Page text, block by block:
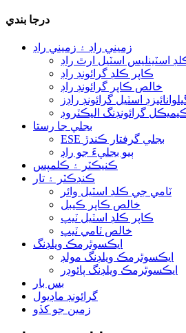
درجا بندي
زميني راڊ ۽ زميني راڊ
اسٽينلیس اسٽيل ارٿ راڊ
ڪاپر ڪلڊ گرائونڊ راڊ
خالص ڪاپر گرائونڊ راڊ
اسٽيل گرائونڊ راڊز
گرائونڊنگ اليڪٽروڊ
بجلي جا رستا
ESE بجلي گرفتار ڪندڙ
ٻيو بجليءَ جو راڊ
ڪنيڪٽر ۽ ڪلمپس
ڪنڊڪٽر ۽ تار
ٽامي جي ڪلڊ اسٽيل وائر
خالص ڪاپر ڪيبل
ڪاپر ڪلڊ اسٽيل ٽيپ
خالص ٽامي ٽيپ
ايڪسوٿرمڪ ويلڊنگ
ايڪسوٿرمڪ ويلڊنگ مولڊ
ايڪسوٿرمڪ ويلڊنگ پائوڊر
بس بار
گرائونڊ ماڊيول
زمين جو کڏو